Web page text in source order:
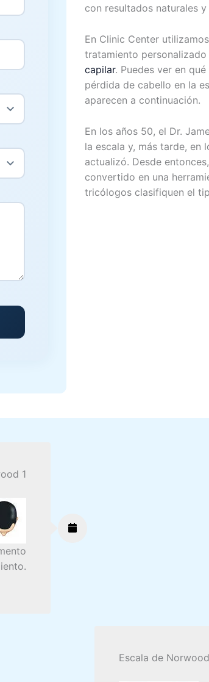
con resultados naturales
En Clinic Center
tratamiento
capilar. Puedes ver en
pérdida de cabello en la
aparecen a continuación.
En los años 50, el Dr.
la escala y, más tarde, en
actualizó. Desde
convertido en una
tricólogos clasifiquen el
1
Escala de